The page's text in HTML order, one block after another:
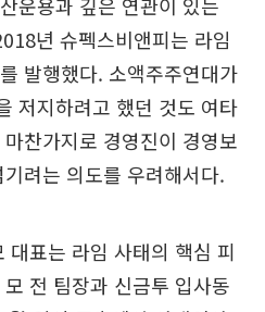
년 슈펙스비앤피는 라임
발행했다. 소액주주연대가
저지하려고 했던 것도 여타
찬가지로 경영진이 경영보
려는 의도를 우려해서다.
대표는 라임 사태의 핵심 피
전 팀장과 신금투 입사동